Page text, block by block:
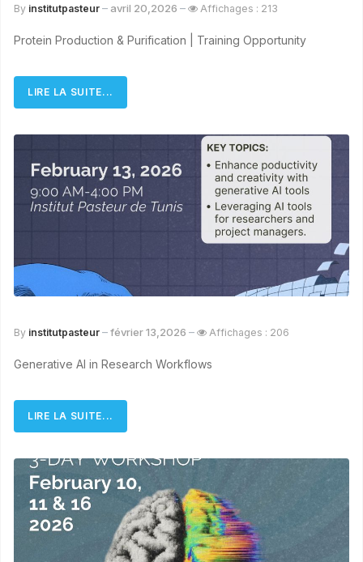
By institutpasteur avril 20,2026 Affichages : 213
Protein Production & Purification | Training Opportunity
LIRE LA SUITE...
By institutpasteur février 13,2026 Affichages : 206
Generative AI in Research Workflows
LIRE LA SUITE...